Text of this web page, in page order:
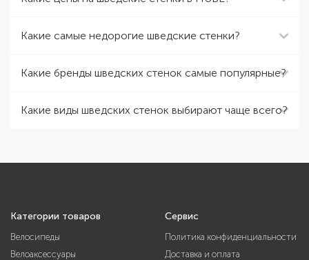
Какие самые недорогие шведские стенки?
Какие бренды шведских стенок самые популярные?
Какие виды шведских стенок выбирают чаще всего?
Категории товаров
Велосипеды
Велоаксессуары
Сервис
Политика конфиденциальности
Доставка и оплата